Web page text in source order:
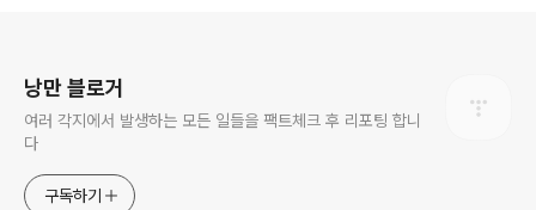
낭만 블로거
여러 각지에서 발생하는 모든 일들을 팩트체크 후 리포팅 합니
다
구독하기